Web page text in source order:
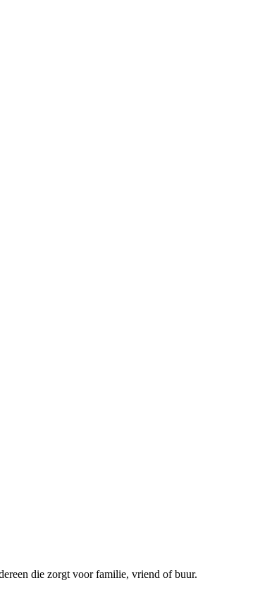
die zorgt voor familie, vriend of buur.